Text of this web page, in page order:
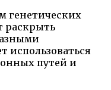
генетических
раскрыть
использоваться
путей и